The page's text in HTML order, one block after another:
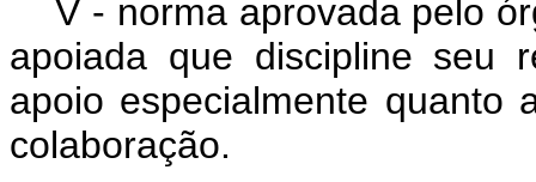
V - norma aprovada pelo
apoiada que discipline seu
apoio especialmente quanto
colaboração.